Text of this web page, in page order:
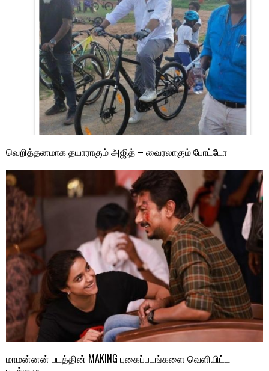
வெறித்தனமாக தயாராகும் அஜித் – வைரலாகும் போட்டோ
மாமன்னன் படத்தின் MAKING புகைப்படங்களை வெளியிட்ட